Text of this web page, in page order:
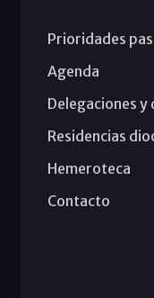
Prioridades
Agenda
Delegaciones
Residencias
Hemeroteca
Contacto